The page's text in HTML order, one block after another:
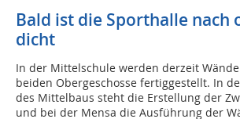
Bald ist die Sporthalle nach
dicht
In der Mittelschule werden derzeit
beiden Obergeschosse fertiggestellt. In
des Mittelbaus steht die Erstellung der
und bei der Mensa die Ausführung der